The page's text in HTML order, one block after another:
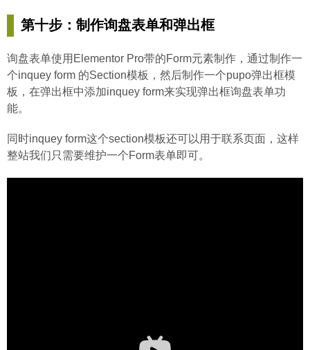
第十步：制作询盘表单和弹出框
询盘表单使用Elementor Pro带的Form元素制作，通过制作一
个inquey form 的Section模板，然后制作一个pupo弹出框模
板，在弹出框中添加inquey form来实现弹出框询盘表单功
能。
同时inquey form这个section模板还可以用于联系页面，这样
整站我们只需要维护一个Form表单即可。